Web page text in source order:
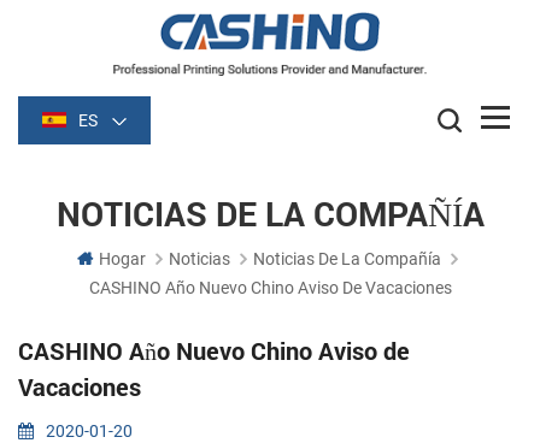
ES
NOTICIAS DE LA COMPAÑÍA
Hogar Noticias
Noticias De La Compañía
CASHINO Año Nuevo Chino Aviso De Vacaciones
CASHINO Año Nuevo Chino Aviso de
Vacaciones
2020-01-20